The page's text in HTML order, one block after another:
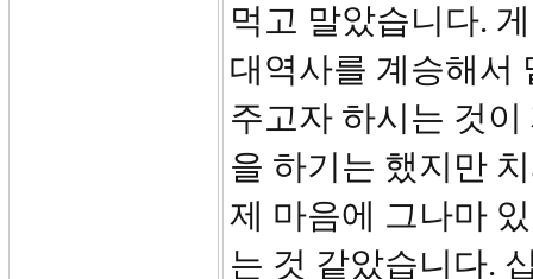
먹고 말았습니다.
대역사를 계승해서
주고자 하시는 것
을 하기는 했지만
제 마음에 그나마
는 것 같았습니다.